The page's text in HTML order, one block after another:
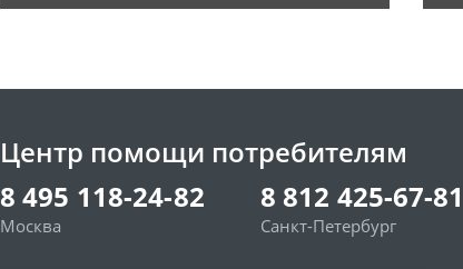
Центр помощи потребителям
8 495 118-24-82
Москва
8 812 425-67-81
Санкт-Петербург